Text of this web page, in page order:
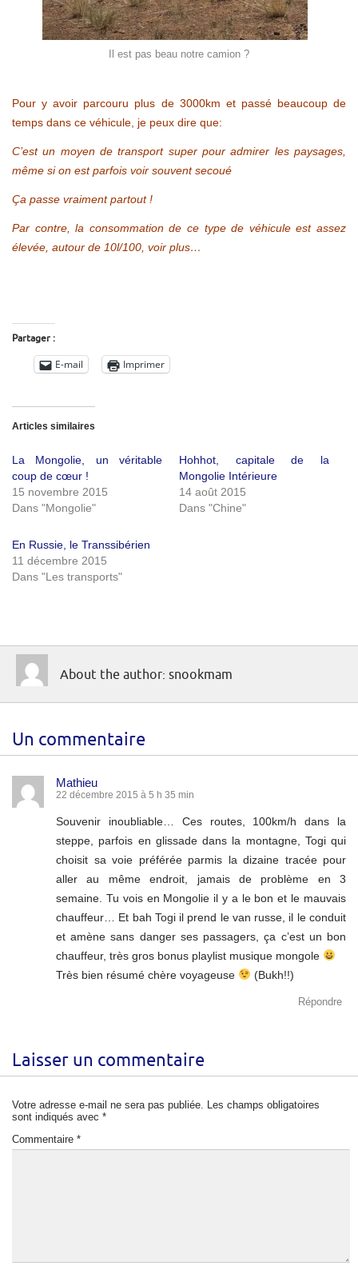
Il est pas beau notre camion ?
Pour y avoir parcouru plus de 3000km et passé beaucoup de
temps dans ce véhicule, je peux dire que:
C’est un moyen de transport super pour admirer les paysages,
même si on est parfois voir souvent secoué
Ça passe vraiment partout !
Par contre, la consommation de ce type de véhicule est assez
élevée, autour de 10l/100, voir plus…
Partager :
E-mail Imprimer
Articles similaires
La Mongolie, un véritable
coup de cœur !
15 novembre 2015
Dans "Mongolie"
Hohhot, capitale de la
Mongolie Intérieure
14 août 2015
Dans "Chine"
En Russie, le Transsibérien
11 décembre 2015
Dans "Les transports"
About the author: snookmam
Un commentaire
Mathieu
22 décembre 2015 à 5 h 35 min
Souvenir inoubliable… Ces routes, 100km/h dans la
steppe, parfois en glissade dans la montagne, Togi qui
choisit sa voie préférée parmis la dizaine tracée pour
aller au même endroit, jamais de problème en 3
semaine. Tu vois en Mongolie il y a le bon et le mauvais
chauffeur… Et bah Togi il prend le van russe, il le conduit
et amène sans danger ses passagers, ça c’est un bon
chauffeur, très gros bonus playlist musique mongole
Très bien résumé chère voyageuse
(Bukh!!)
Répondre
Laisser un commentaire
Votre adresse e-mail ne sera pas publiée.
Les champs obligatoires
sont indiqués avec *
Commentaire *